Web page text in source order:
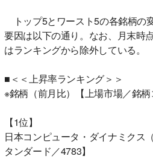
トップ5とワースト5の各銘柄の
要因は以下の通り。なお、月末時
はランキングから除外している。
■＜＜上昇率ランキング＞＞
※銘柄（前月比）【上場市場／銘
【1位】
日本コンピュータ・ダイナミクス
タンダード／4783】